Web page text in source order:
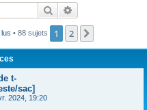
Rechercher
• 88 sujets 1 2
t-
sac]
2024, 19:20